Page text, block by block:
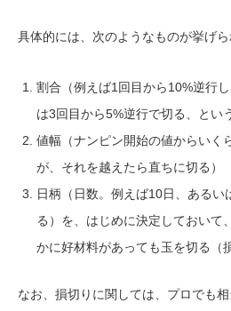
具体的には、次のようなものが挙げら
割合（例えば1回目から10%逆行
は3回目から5%逆行で切る、とい
値幅（ナンピン開始の値からいく
が、それを越えたら直ちに切る）
日柄（日数。例えば10日、あるい
る）を、はじめに決定しておいて
かに好材料があっても玉を切る（
なお、損切りに関しては、プロでも